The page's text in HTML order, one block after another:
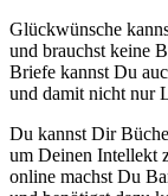
Glückwünsche
und brauchst keine
Briefe kannst Du
und damit nicht nur
Du kannst Dir
um Deinen Intellekt
online machst Du